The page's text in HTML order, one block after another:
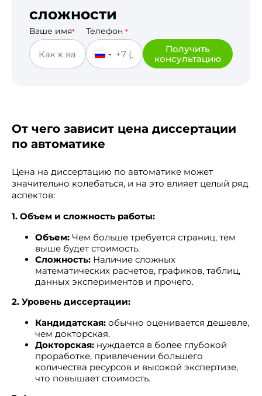
сложности
Ваше имя* Телефон *
Получить
консультацию
От чего зависит цена диссертации
по автоматике
Цена на диссертацию по автоматике может
значительно колебаться, и на это влияет целый ряд
аспектов:
1. Объем и сложность работы:
Объем: Чем больше требуется страниц, тем
выше будет стоимость.
Сложность: Наличие сложных
математических расчетов, графиков, таблиц,
данных экспериментов и прочего.
2. Уровень диссертации:
Кандидатская: обычно оценивается дешевле,
чем докторская.
Докторская: нуждается в более глубокой
проработке, привлечении большего
количества ресурсов и высокой экспертизе,
что повышает стоимость.